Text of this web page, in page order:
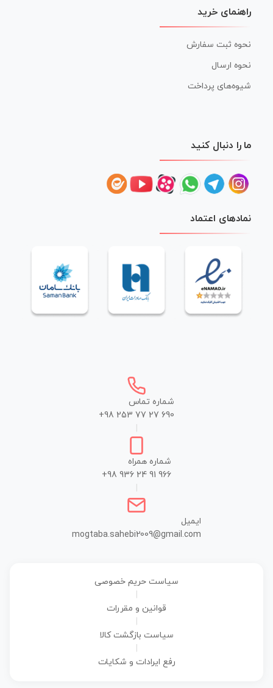
راهنمای خرید
نحوه ثبت سفارش
نحوه ارسال
شیوه‌های پرداخت
ما را دنبال کنید
نمادهای اعتماد
شماره تماس
+98 253 77 27 690
شماره همراه
+98 936 24 91 966
ایمیل
mogtaba.sahebi2009@gmail.com
سیاست حریم خصوصی
قوانین و مقررات
سیاست بازگشت کالا
رفع ایرادات و شکایات